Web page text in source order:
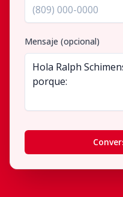
Mensaje (opcional)